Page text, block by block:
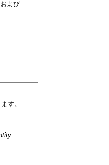
よび
す。